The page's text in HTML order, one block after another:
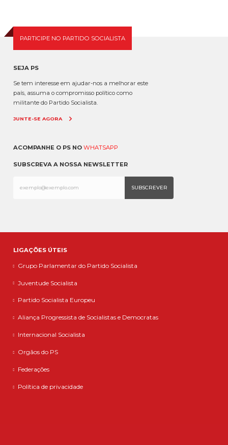
PARTICIPE NO PARTIDO SOCIALISTA
SEJA PS
Se tem interesse em ajudar-nos a melhorar este
país, assuma o compromisso político como
militante do Partido Socialista.
JUNTE-SE AGORA
ACOMPANHE O PS NO WHATSAPP
SUBSCREVA A NOSSA NEWSLETTER
LIGAÇÕES ÚTEIS
Grupo Parlamentar do Partido Socialista
Juventude Socialista
Partido Socialista Europeu
Aliança Progressista de Socialistas e Democratas
Internacional Socialista
Orgãos do PS
Federações
Política de privacidade